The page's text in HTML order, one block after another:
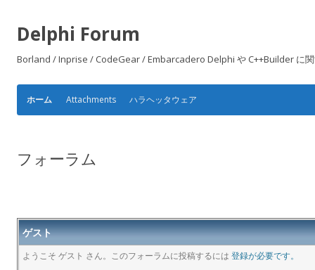
Delphi Forum
Borland / Inprise / CodeGear / Embarcadero Delphi や C++Builder に
ホーム Attachments ハラヘッタウェア
フォーラム
ゲスト
ようこそ ゲスト さん。このフォーラムに投稿するには 登録が必要です。